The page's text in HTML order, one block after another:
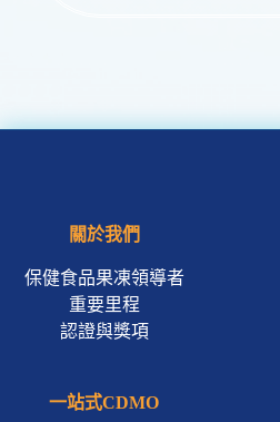
關於我們
保健食品果凍領導者
重要里程
認證與獎項
一站式CDMO